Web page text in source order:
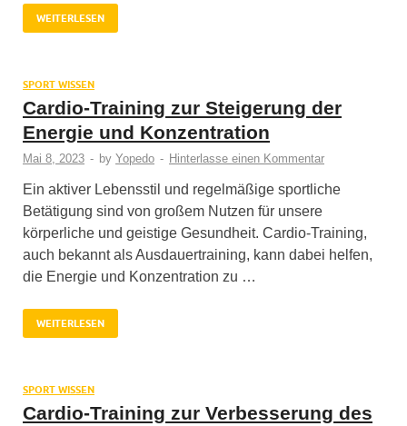
WEITERLESEN
SPORT WISSEN
Cardio-Training zur Steigerung der
Energie und Konzentration
Mai 8, 2023 - by Yopedo - Hinterlasse einen Kommentar
Ein aktiver Lebensstil und regelmäßige sportliche
Betätigung sind von großem Nutzen für unsere
körperliche und geistige Gesundheit. Cardio-Training,
auch bekannt als Ausdauertraining, kann dabei helfen,
die Energie und Konzentration zu …
WEITERLESEN
SPORT WISSEN
Cardio-Training zur Verbesserung des